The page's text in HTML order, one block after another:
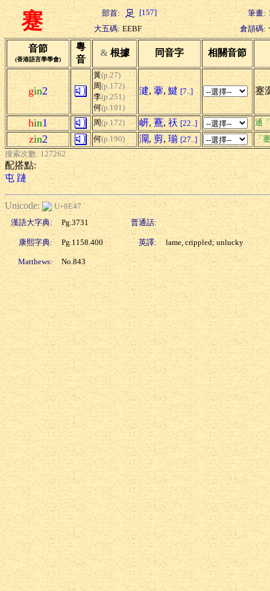
蹇 部首: [157] 筆畫:
大五碼: EEBF 倉頡碼:
音節
(香港語言學學會)
粵
音
& 根據 同音字 相關音節
gin2
黃(p.27)
周(p.172)
李(p.251)
何(p.191)
湕, 藆, 鰎 [7..] 蹇
hin1 周(p.172) 岍, 鶱, 祆 [22..] 通
zin2 何(p.190) 灛, 剪, 瑐 [27..]
「
搜索次數: 127262
配搭點:
屯 蹥
Unicode:
U+8E47
漢語大字典:
Pg.3731 普通話:
康熙字典: Pg.1158.400 英譯: lame, crippled; unlucky
Matthews: No.843